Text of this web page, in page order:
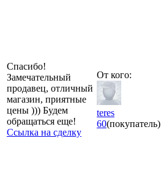
Спасибо!
Замечательный
продавец, отличный
магазин, приятные
цены ))) Будем
обращаться еще!
Ссылка на сделку
От кого:
teres
60(покупатель)